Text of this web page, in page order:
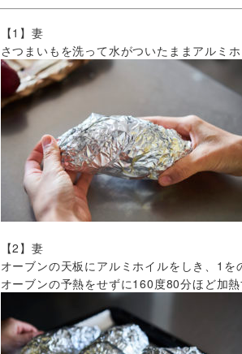
【1】妻
さつまいもを洗って水がついたままアルミ
【2】妻
オーブンの天板にアルミホイルをしき、1を
オーブンの予熱をせずに160度80分ほど加